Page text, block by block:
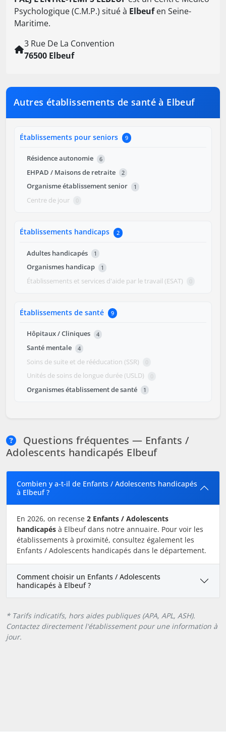
Psychologique (C.M.P.) situé à Elbeufen Seine-
Maritime.
3 Rue De La Convention
76500 Elbeuf
Autres établissements de santé à Elbeuf
Établissements pour seniors 9
Résidence autonomie 6
EHPAD / Maisons de retraite 2
Organisme établissement senior 1
Centre de jour 0
Établissements handicaps 2
Adultes handicapés 1
Organismes handicap 1
Établissements et services d'aide par le travail (ESAT) 0
Établissements de santé 9
Hôpitaux / Cliniques 4
Santé mentale 4
Soins de suite et de rééducation (SSR) 0
Unités de soins de longue durée (USLD) 0
Organismes établissement de santé 1
Questions fréquentes — Enfants /
Adolescents handicapés Elbeuf
Combien y a-t-il de Enfants / Adolescents handicapés
à Elbeuf ?
En 2026, on recense 2 Enfants / Adolescents
handicapés à Elbeuf dans notre annuaire. Pour voir les
établissements à proximité, consultez également les
Enfants / Adolescents handicapés dans le département.
Comment choisir un Enfants / Adolescents
handicapés à Elbeuf ?
* Tarifs indicatifs, hors aides publiques (APA, APL, ASH).
Contactez directement l'établissement pour une information à
jour.